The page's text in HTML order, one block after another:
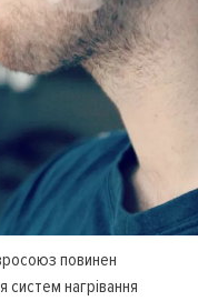
повинен
нагрівання